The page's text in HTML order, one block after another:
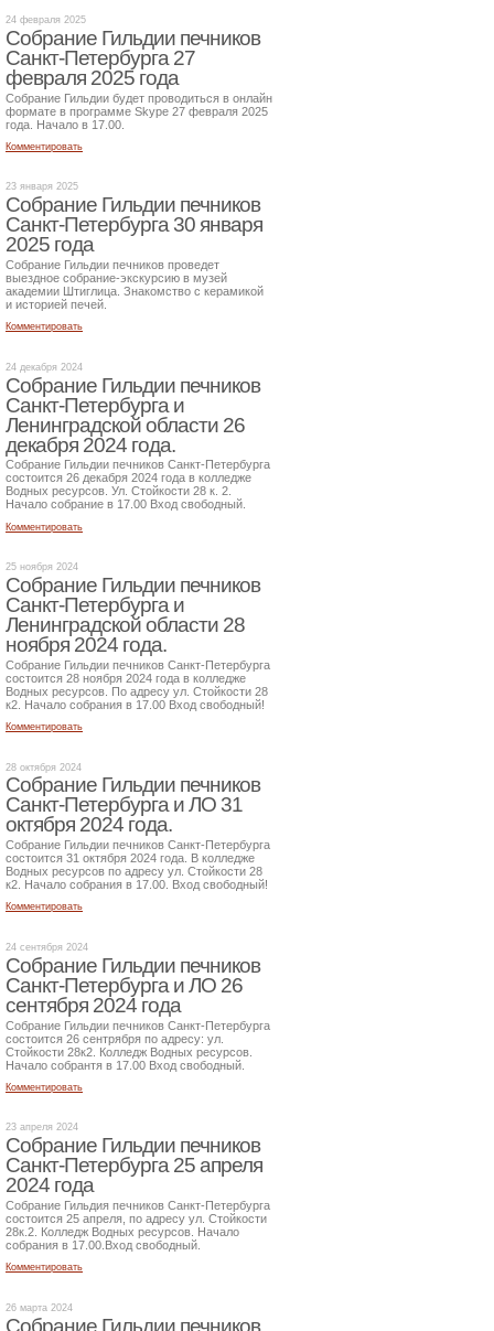
24 февраля 2025
Собрание Гильдии печников
Санкт-Петербурга 27
февраля 2025 года
Собрание Гильдии будет проводиться в онлайн
формате в программе Skype 27 февраля 2025
года. Начало в 17.00.
Комментировать
23 января 2025
Собрание Гильдии печников
Санкт-Петербурга 30 января
2025 года
Собрание Гильдии печников проведет
выездное собрание-экскурсию в музей
академии Штиглица. Знакомство с керамикой
и историей печей.
Комментировать
24 декабря 2024
Собрание Гильдии печников
Санкт-Петербурга и
Ленинградской области 26
декабря 2024 года.
Собрание Гильдии печников Санкт-Петербурга
состоится 26 декабря 2024 года в колледже
Водных ресурсов. Ул. Стойкости 28 к. 2.
Начало собрание в 17.00 Вход свободный.
Комментировать
25 ноября 2024
Собрание Гильдии печников
Санкт-Петербурга и
Ленинградской области 28
ноября 2024 года.
Собрание Гильдии печников Санкт-Петербурга
состоится 28 ноября 2024 года в колледже
Водных ресурсов. По адресу ул. Стойкости 28
к2. Начало собрания в 17.00 Вход свободный!
Комментировать
28 октября 2024
Собрание Гильдии печников
Санкт-Петербурга и ЛО 31
октября 2024 года.
Собрание Гильдии печников Санкт-Петербурга
состоится 31 октября 2024 года. В колледже
Водных ресурсов по адресу ул. Стойкости 28
к2. Начало собрания в 17.00. Вход свободный!
Комментировать
24 сентября 2024
Собрание Гильдии печников
Санкт-Петербурга и ЛО 26
сентября 2024 года
Собрание Гильдии печников Санкт-Петербурга
состоится 26 сентрября по адресу: ул.
Стойкости 28к2. Колледж Водных ресурсов.
Начало собрантя в 17.00 Вход свободный.
Комментировать
23 апреля 2024
Собрание Гильдии печников
Санкт-Петербурга 25 апреля
2024 года
Собрание Гильдия печников Санкт-Петербурга
состоится 25 апреля, по адресу ул. Стойкости
28к.2. Колледж Водных ресурсов. Начало
собрания в 17.00.Вход свободный.
Комментировать
26 марта 2024
Собрание Гильдии печников